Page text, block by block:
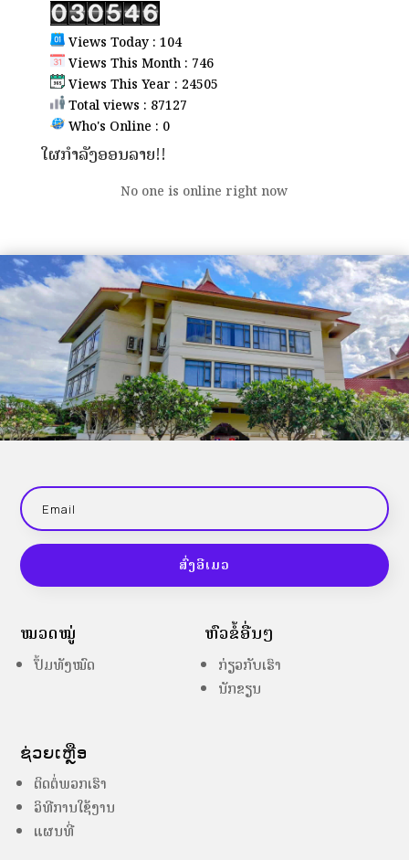
Views Today : 104
Views This Month : 746
Views This Year : 24505
Total views : 87127
Who's Online : 0
ໃຜກຳລັງອອນລາຍ!!
No one is online right now
ສົ່ງອີເມວ
ໝວດໝູ່
ປຶ້ມທັງໝົດ
ຫົວຂໍ້ອື່ນໆ
ກ່ຽວກັບເຮົາ
ນັກຂຽນ
ຊ່ວຍເຫຼືອ
ຕິດຕໍ່ພວກເຮົາ
ວິທີການໃຊ້ງານ
ແຜນທີ່